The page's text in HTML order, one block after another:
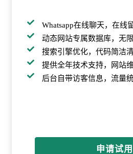
 Whatsapp在线聊天，在线
 动态网站专属数据库，无
 搜索引擎优化，代码简洁
 提供全年技术支持，网站
 后台自带访客信息，流量
申请试用